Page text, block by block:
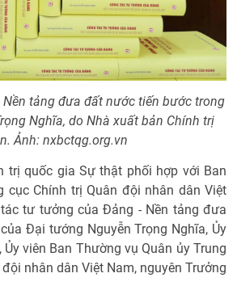
tảng đưa đất nước tiến bước trong
Nghĩa, do Nhà xuất bản Chính trị
Ảnh: nxbctqg.org.vn
trị quốc gia Sự thật phối hợp với Ban
cục Chính trị Quân đội nhân dân Việt
tư tưởng của Đảng - Nền tảng đưa
Đại tướng Nguyễn Trọng Nghĩa, Ủy
viên Ban Thường vụ Quân ủy Trung
nhân dân Việt Nam, nguyên Trưởng